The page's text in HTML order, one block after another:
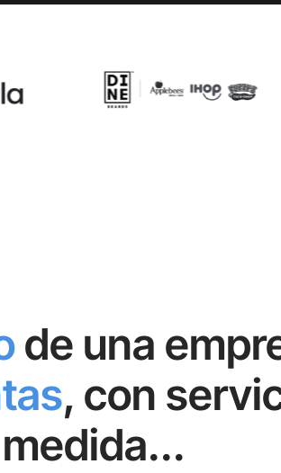
de una
, con